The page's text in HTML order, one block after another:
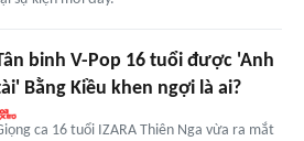
binh V-Pop 16 tuổi được 'Anh
Bằng Kiều khen ngợi là ai?
ca 16 tuổi IZARA Thiên Nga vừa ra mắt